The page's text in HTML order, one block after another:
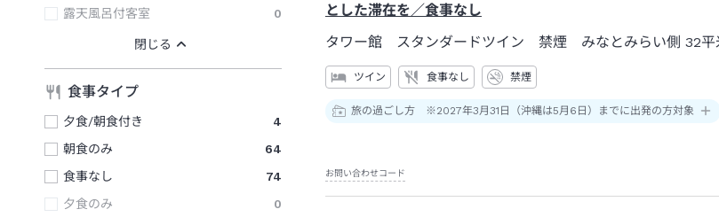
露天風呂付客室
0
食事タイプ
夕食/朝食付き
4
朝食のみ
64
食事なし
74
夕食のみ
0
とした滞在を／食事なし
タワー館 スタンダードツイン 禁煙 みなとみらい側 32平
ツイン 食事なし 禁煙
旅の過ごし方 ※2027年3月31日（沖縄は5月6日）までに出発の方対象
お問い合わせコード